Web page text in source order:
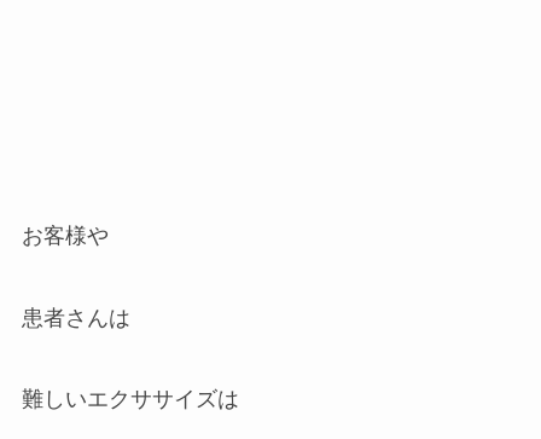
お客様や
患者さんは
難しいエクササイズは